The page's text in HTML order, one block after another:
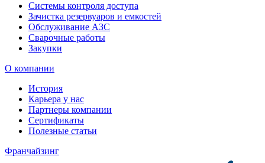
Системы контроля доступа
Зачистка резервуаров и емкостей
Обслуживание АЗС
Сварочные работы
Закупки
О компании
История
Карьера у нас
Партнеры компании
Сертификаты
Полезные статьи
Франчайзинг